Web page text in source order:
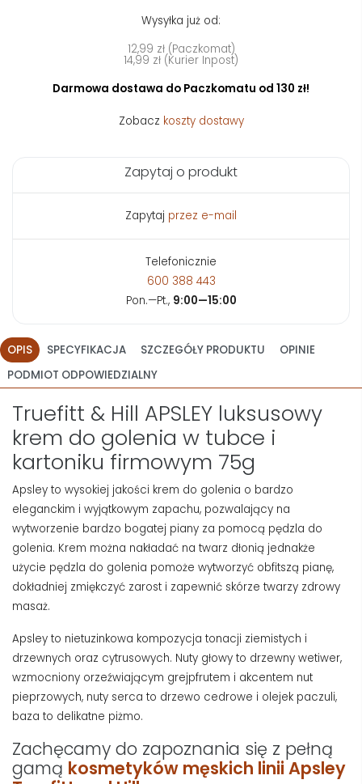
Wysyłka już od:
12,99 zł (Paczkomat)
14,99 zł (Kurier Inpost)
Darmowa dostawa do Paczkomatu od 130 zł!
Zobacz koszty dostawy
Zapytaj o produkt
Zapytaj przez e-mail
Telefonicznie
600 388 443
Pon.—Pt., 9:00—15:00
OPIS SPECYFIKACJA SZCZEGÓŁY PRODUKTU
OPINIE
PODMIOT ODPOWIEDZIALNY
Truefitt & Hill APSLEY luksusowy
krem do golenia w tubce i
kartoniku firmowym 75g
Apsley to wysokiej jakości krem do golenia o bardzo
eleganckim i wyjątkowym zapachu, pozwalający na
wytworzenie bardzo bogatej piany za pomocą pędzla do
golenia. Krem można nakładać na twarz dłonią jednakże
użycie pędzla do golenia pomoże wytworzyć obfitszą pianę,
dokładniej zmiękczyć zarost i zapewnić skórze twarzy zdrowy
masaż.
Apsley to nietuzinkowa kompozycja tonacji ziemistych i
drzewnych oraz cytrusowych. Nuty głowy to drzewny wetiwer,
wzmocniony orzeźwiającym grejpfrutem i akcentem nut
pieprzowych, nuty serca to drzewo cedrowe i olejek paczuli,
baza to delikatne piżmo.
Zachęcamy do zapoznania się z pełną
gamą kosmetyków męskich linii Apsley